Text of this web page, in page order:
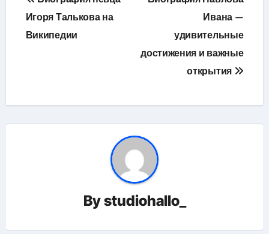
по
записям
Игоря Талькова на
Википедии
Ивана —
удивительные
достижения и важные
открытия
Bystudiohallo_